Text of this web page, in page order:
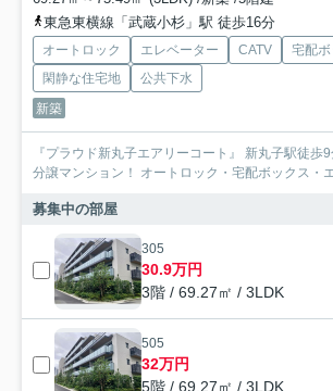
東急東横線「武蔵小杉」駅 徒歩16分
オートロック エレベーター CATV
宅配ボ
閑静な住宅地
公共下水
新築
『プラウド新丸子エアリーコート』 新丸子駅徒歩
分譲マンション！ オートロック・宅配ボックス・
募集中の部屋
305
30.9万円
3階 / 69.27㎡ / 3LDK
505
32万円
5階 / 69.27㎡ / 3LDK